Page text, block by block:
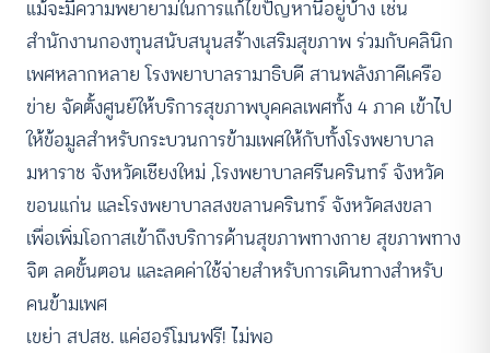
แม้จะมีความพยายามในการแก้ไขปัญหานี้อยู่บ้าง เช่น
สำนักงานกองทุนสนับสนุนสร้างเสริมสุขภาพ ร่วมกับคลินิก
เพศหลากหลาย โรงพยาบาลรามาธิบดี สานพลังภาคีเครือ
ข่าย จัดตั้งศูนย์ให้บริการสุขภาพบุคคลเพศทั้ง 4 ภาค เข้าไป
ให้ข้อมูลสำหรับกระบวนการข้ามเพศให้กับทั้งโรงพยาบาล
มหาราช จังหวัดเชียงใหม่ ,โรงพยาบาลศรีนครินทร์ จังหวัด
ขอนแก่น และโรงพยาบาลสงขลานครินทร์ จังหวัดสงขลา
เพื่อเพิ่มโอกาสเข้าถึงบริการด้านสุขภาพทางกาย สุขภาพทาง
จิต ลดขั้นตอน และลดค่าใช้จ่ายสำหรับการเดินทางสำหรับ
คนข้ามเพศ
เขย่า สปสช. แค่ฮอร์โมนฟรี! ไม่พอ